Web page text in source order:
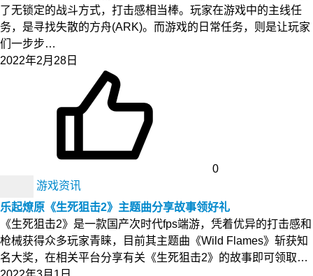
了无锁定的战斗方式，打击感相当棒。玩家在游戏中的主线任
务，是寻找失散的方舟(ARK)。而游戏的日常任务，则是让玩家
们一步步…
2022年2月28日
0
游戏资讯
乐起燎原《生死狙击2》主题曲分享故事领好礼
《生死狙击2》是一款国产次时代fps端游，凭着优异的打击感和
枪械获得众多玩家青睐，目前其主题曲《Wild Flames》斩获知
名大奖，在相关平台分享有关《生死狙击2》的故事即可领取…